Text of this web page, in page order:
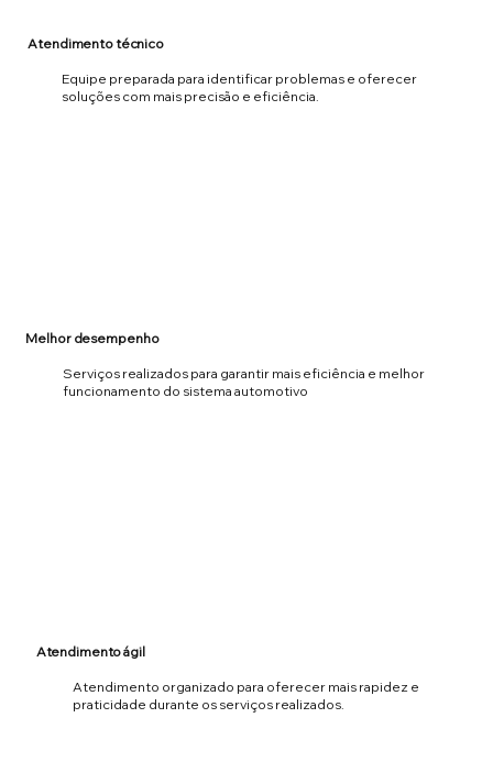
Atendimento técnico
Equipe preparada para identificar problemas e oferecer
soluções com mais precisão e eficiência.
Melhor desempenho
Serviços realizados para garantir mais eficiência e melhor
funcionamento do sistema automotivo
Atendimento ágil
Atendimento organizado para oferecer mais rapidez e
praticidade durante os serviços realizados.